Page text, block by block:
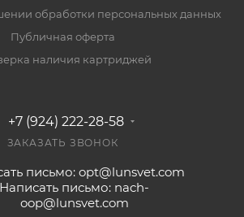
обработки персональных данных
Публичная оферта
наличия картриджей
+7 (924) 222-28-58
ЗАКАЗАТЬ ЗВОНОК
письмо: opt@lunsvet.com
Написать письмо: nach-
oop@lunsvet.com